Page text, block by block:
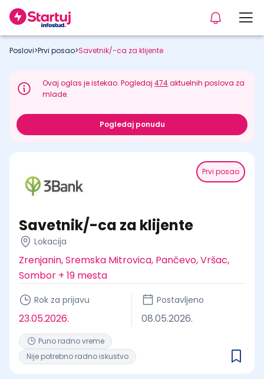
Poslovi>Prvi posao>Savetnik/-ca za klijente
Ovaj oglas je istekao. Pogledaj474aktuelnih poslova za
mlade.
Pogledaj ponudu
Prvi posao
Savetnik/-ca za klijente
Lokacija
Zrenjanin, Sremska Mitrovica, Pančevo, Vršac,
Sombor + 19 mesta
Rok za prijavu
23.05.2026.
Postavljeno
08.05.2026.
Puno radno vreme
Nije potrebno radno iskustvo